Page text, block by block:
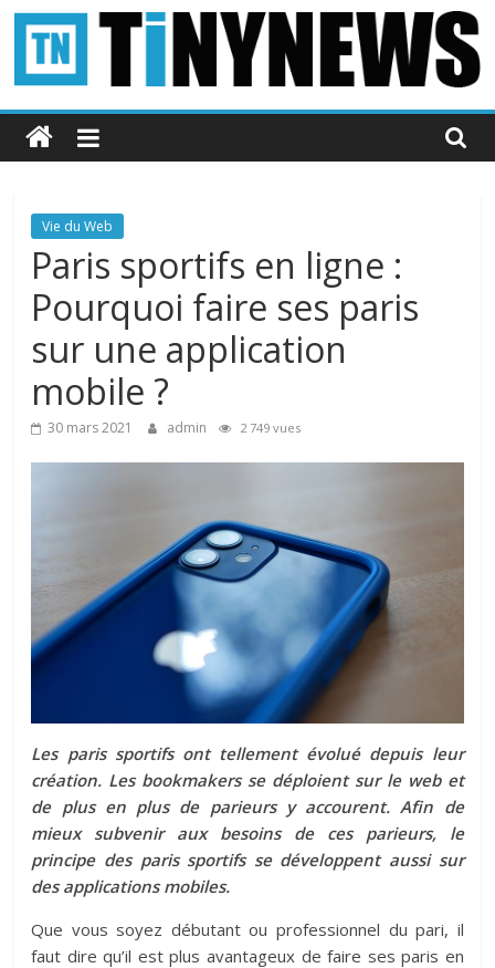
Passer
contenu
Tinynews
Le
belge
connecté
Vie du Web
Paris sportifs en ligne :
Pourquoi faire ses paris
sur une application
mobile ?
30 mars 2021 admin 2 749 vues
Les paris sportifs ont tellement évolué depuis leur
création. Les bookmakers se déploient sur le web et
de plus en plus de parieurs y accourent. Afin de
mieux subvenir aux besoins de ces parieurs, le
principe des paris sportifs se développent aussi sur
des applications mobiles.
Que vous soyez débutant ou professionnel du pari, il
faut dire qu’il est plus avantageux de faire ses paris en